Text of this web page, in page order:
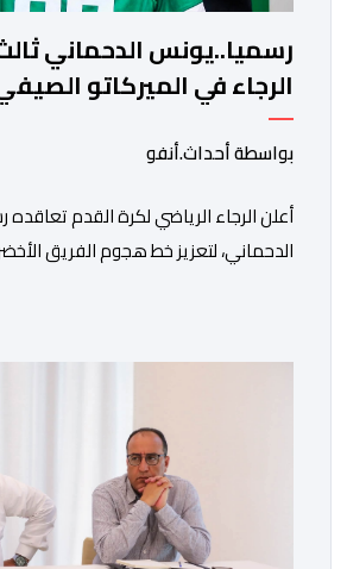
رسميا..يونس الدحماني
الرجاء في الميركاتو
بواسطة أحداث.أنفو
أعلن الرجاء الرياضي لكرة القدم
الدحماني، لتعزيز خط هجوم الفريق
الطاقم التقني للرجاء لتقديم الإضافة
أداء لافت قدمه اللاعب برفقة اتحاد […]